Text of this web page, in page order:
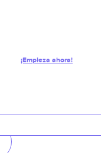
¡Empieza ahora!